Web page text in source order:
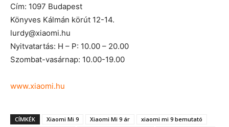
Cím: 1097 Budapest
Könyves Kálmán körút 12-14.
lurdy@xiaomi.hu
Nyitvatartás: H – P: 10.00 – 20.00
Szombat-vasárnap: 10.00-19.00
www.xiaomi.hu
CÍMKÉK Xiaomi Mi 9 Xiaomi Mi 9 ár
xiaomi mi 9 bemutató